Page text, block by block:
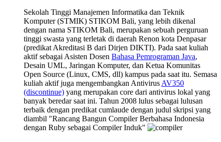
Sekolah Tinggi Manajemen Informatika dan Teknik
Komputer (STMIK) STIKOM Bali, yang lebih dikenal
dengan nama STIKOM Bali, merupakan sebuah perguruan
tinggi swasta yang terletak di daerah Renon kota Denpasar
(predikat Akreditasi B dari Dirjen DIKTI). Pada saat kuliah
aktif sebagai Asisten Dosen Bahasa Pemrograman Java,
Desain UML, Jaringan Komputer, dan Ketua Komunitas
Open Source (Linux, CMS, dll) kampus pada saat itu. Semasa
kuliah aktif juga mengembangkan Antivirus AV350
(discontinue) yang merupakan core dari antivirus lokal yang
banyak beredar saat ini. Tahun 2008 lulus sebagai lulusan
terbaik dengan predikat cumlaude dengan judul skripsi yang
diambil "Rancang Bangun Compiler Berbahasa Indonesia
dengan Ruby sebagai Compiler Induk"